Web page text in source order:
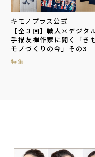
キモノプラス公式
［全３回］職人×デジタ
手描友禅作家に聞く「き
モノづくりの今」その3
特集